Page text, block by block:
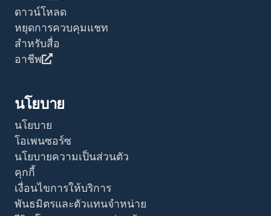
ดาวน์โหลด
หยุดการควบคุมแชท
สำหรับสื่อ
อาชีพ
นโยบาย
นโยบาย
โอเพนซอร์ซ
นโยบายความเป็นส่วนตัว
คุกกี้
เงื่อนไขการให้บริการ
พันธมิตรและตัวแทนจำหน่าย